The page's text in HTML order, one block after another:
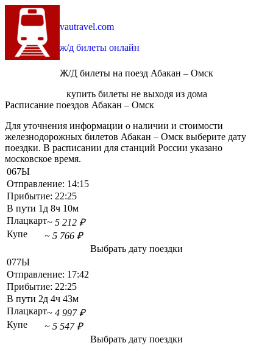
vautravel.com
ж/д билеты онлайн
Ж/Д билеты на поезд Абакан – Омск
купить билеты не выходя из дома
Расписание поездов Абакан – Омск
Для уточнения информации о наличии и стоимости
железнодорожных билетов Абакан – Омск выберите дату
поездки. В расписании для станций России указано
московское время.
067Ы
Отправление: 14:15
Прибытие: 22:25
В пути 1д 8ч 10м
Плацкарт~ 5 212 ₽
Купе
~ 5 766 ₽
Выбрать дату поездки
077Ы
Отправление: 17:42
Прибытие: 22:25
В пути 2д 4ч 43м
Плацкарт~ 4 997 ₽
Купе
~ 5 547 ₽
Выбрать дату поездки